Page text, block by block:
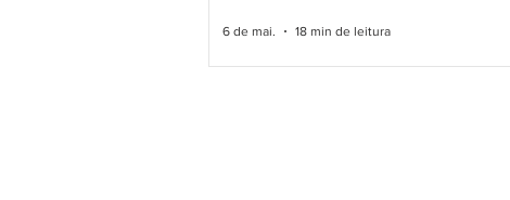
6 de mai. 18 min de leitura